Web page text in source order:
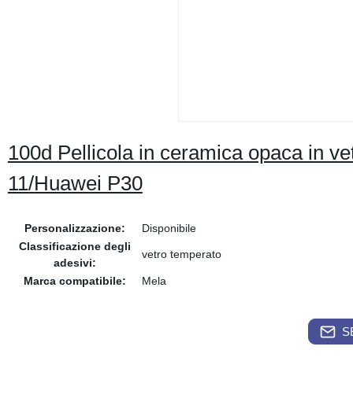
100d Pellicola in ceramica opaca in
11/Huawei P30
Personalizzazione:
Disponibile
Classificazione degli
adesivi:
vetro temperato
Marca compatibile: Mela